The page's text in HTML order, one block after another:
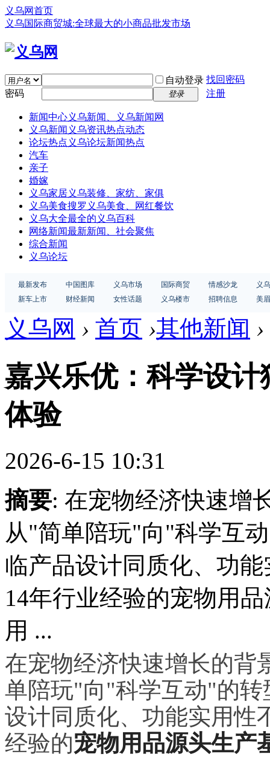
义乌网首页
义乌国际商贸城:全球最大的小商品批发市场
自动登录 找回密码
密码
登录 注册
新闻中心义乌新闻、义乌新闻网
义乌新闻 义乌资讯热点动态
论坛热点 义乌论坛新闻热点
汽车
亲子
婚嫁
义乌家居义乌装修、家纺、家俱
义乌美食搜罗义乌美食、网红餐饮
义乌大全最全的义乌百科
网络新闻最新新闻、社会聚焦
综合新闻
义乌论坛
最新发布 中国图库 义乌市场 国际商贸 情感沙龙
义
新车上市
财经新闻 女性话题 义乌楼市 招聘信息 美
义乌网 › 首页 ›其他新闻 ›
嘉兴乐优：科学设
体验
2026-6-15 10:31
摘要: 在宠物经济快速增
从"简单陪玩"向"科学互
临产品设计同质化、功
14年行业经验的宠物用
用 ...
在宠物经济快速增长的背
单陪玩"向"科学互动"的
设计同质化、功能实用性
经验的宠物用品源头生产